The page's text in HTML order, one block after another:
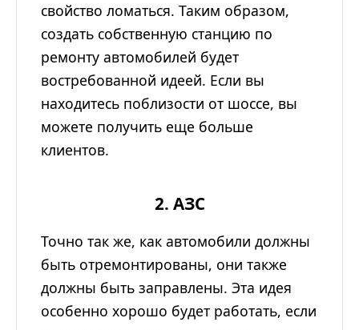
свойство ломаться. Таким образом,
создать собственную станцию по
ремонту автомобилей будет
востребованной идеей. Если вы
находитесь поблизости от шоссе, вы
можете получить еще больше
клиентов.
2. АЗС
Точно так же, как автомобили должны
быть отремонтированы, они также
должны быть заправлены. Эта идея
особенно хорошо будет работать, если